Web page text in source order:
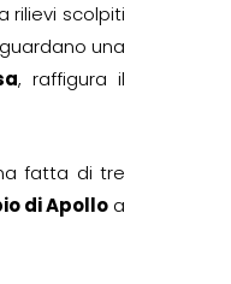
rilievi scolpiti
una
, raffigura il
fatta di tre
di Apollo a